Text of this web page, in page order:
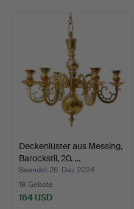
Deckenlüster aus Messing,
Barockstil, 20. …
Beendet 26. Dez 2024
18 Gebote
164 USD